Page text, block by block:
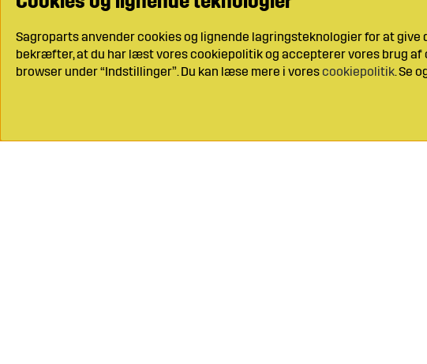
Sagroparts anvender cookies og lignende lagringsteknologier for at
bekræfter, at du har læst vores cookiepolitik og accepterer vores brug af
browser under “Indstillinger”. Du kan læse mere i vorescookiepolitik. Se